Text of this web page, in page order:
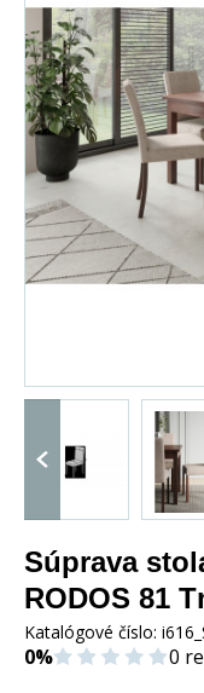
Súprava
RODOS 81
Katalógové číslo:
0% 0